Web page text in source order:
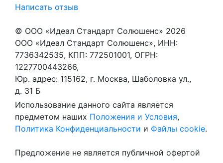
Написать отзыв
© ООО «Идеал Стандарт Солюшенс» 2026
ООО «Идеал Стандарт Солюшенс», ИНН:
7736342535, КПП: 772501001, ОГРН:
1227700443266,
Юр. адрес: 115162, г. Москва, Шаболовка ул.,
д. 31 Б
Использование данного сайта является
предметом наших Положения и Условия,
Политика Конфиденциальности и Файлы cookie.
Предложение не является публичной офертой